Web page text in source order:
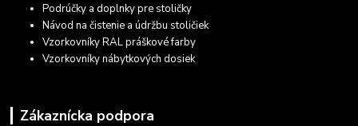
Podrúčky a doplnky pre stoličky
Návod na čistenie a údržbu stoličiek
Vzorkovníky RAL práškové farby
Vzorkovníky nábytkových dosiek
Zákaznícka podpora